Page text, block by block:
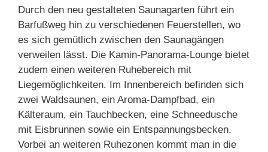
Durch den neu gestalteten Saunagarten führt ein
Barfußweg hin zu verschiedenen Feuerstellen, wo
es sich gemütlich zwischen den Saunagängen
verweilen lässt. Die Kamin-Panorama-Lounge bietet
zudem einen weiteren Ruhebereich mit
Liegemöglichkeiten. Im Innenbereich befinden sich
zwei Waldsaunen, ein Aroma-Dampfbad, ein
Kälteraum, ein Tauchbecken, eine Schneedusche
mit Eisbrunnen sowie ein Entspannungsbecken.
Vorbei an weiteren Ruhezonen kommt man in die